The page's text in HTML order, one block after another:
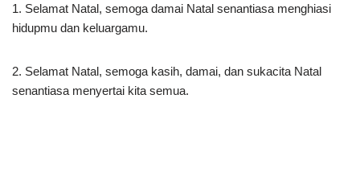
1. Selamat Natal, semoga damai Natal senantiasa menghiasi
hidupmu dan keluargamu.
2. Selamat Natal, semoga kasih, damai, dan sukacita Natal
senantiasa menyertai kita semua.